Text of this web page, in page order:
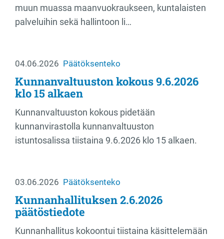
muun muassa maanvuokraukseen, kuntalaisten
palveluihin sekä hallintoon li…
04.06.2026 Päätöksenteko
Kunnanvaltuuston kokous 9.6.2026
klo 15 alkaen
Kunnanvaltuuston kokous pidetään
kunnanvirastolla kunnanvaltuuston
istuntosalissa tiistaina 9.6.2026 klo 15 alkaen.
03.06.2026 Päätöksenteko
Kunnanhallituksen 2.6.2026
päätöstiedote
Kunnanhallitus kokoontui tiistaina käsittelemään